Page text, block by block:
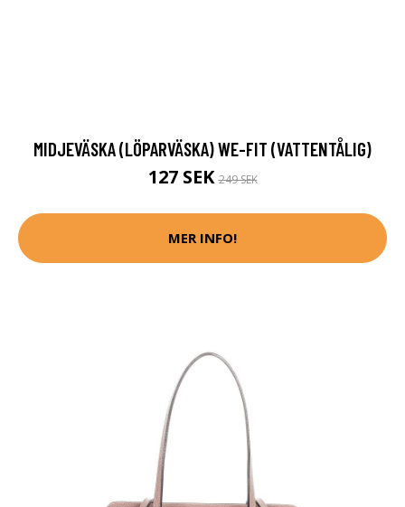
MIDJEVÄSKA (LÖPARVÄSKA) WE-FIT (VATTENTÅLIG)
127 SEK249 SEK
MER INFO!